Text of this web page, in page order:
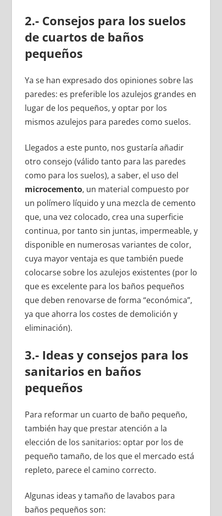
2.- Consejos para los suelos
de cuartos de baños
pequeños
Ya se han expresado dos opiniones sobre las
paredes: es preferible los azulejos grandes en
lugar de los pequeños, y optar por los
mismos azulejos para paredes como suelos.
Llegados a este punto, nos gustaría añadir
otro consejo (válido tanto para las paredes
como para los suelos), a saber, el uso del
microcemento, un material compuesto por
un polímero líquido y una mezcla de cemento
que, una vez colocado, crea una superficie
continua, por tanto sin juntas, impermeable, y
disponible en numerosas variantes de color,
cuya mayor ventaja es que también puede
colocarse sobre los azulejos existentes (por lo
que es excelente para los baños pequeños
que deben renovarse de forma “económica”,
ya que ahorra los costes de demolición y
eliminación).
3.- Ideas y consejos para los
sanitarios en baños
pequeños
Para reformar un cuarto de baño pequeño,
también hay que prestar atención a la
elección de los sanitarios: optar por los de
pequeño tamaño, de los que el mercado está
repleto, parece el camino correcto.
Algunas ideas y tamaño de lavabos para
baños pequeños son: